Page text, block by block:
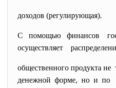
доходов (регулирующая).
С помощью финансов
осуществляет
общественного продукта
денежной форме, но и по